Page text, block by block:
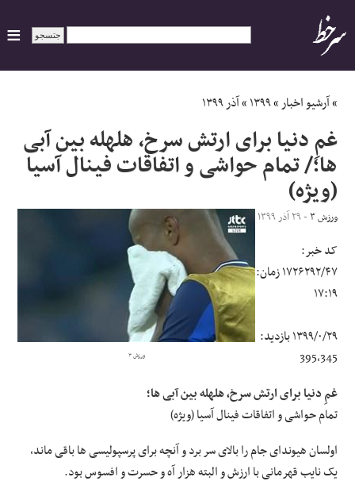
ایران
سیاسی
اقتصاد
ورزشی
جهان
علوم و فن آوری
مقالات
»آرشیو اخبار»۱۳۹۹»آذر ۱۳۹۹
غمِ دنیا برای ارتش سرخ، هلهله بین آبی
ها؛/ تمام حواشی و اتفاقات فینال آسیا
(ویژه)
ورزش ۳
ورزش ۳ - ۲۹ آذر ۱۳۹۹
کد خبر:
۱۷۲۶۲۹۲/۴۷زمان:
۱۷:۱۹
۱۳۹۹/۰/۲۹بازدید:
395,345
غمِ دنیا برای ارتش سرخ، هلهله بین آبی ها؛
تمام حواشی و اتفاقات فینال آسیا (ویژه)
اولسان هیوندای جام را بالای سر برد و آنچه برای پرسپولیسی ها باقی ماند،
یک نایب قهرمانی با ارزش و البته هزار آه و حسرت و افسوس بود.